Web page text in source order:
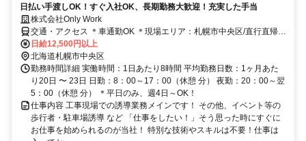
日払い手渡しOK！すぐ入社OK、長期勤務大歓迎！充実した手当
株式会社Only Work
交通・アクセス ＊車通勤OK ＊現場エリア：札幌市中央区/直行直帰
OK
日給12,500円以上
北海道札幌市中央区
勤務時間詳細 実働時間：1日あたり8時間 平均勤務日数：1ヶ月あた
り20日 〜 23日 日勤：8：00～17：00（休憩 分） 夜勤：20：00～翌
5：00（休憩 分） ＊平日のみ、週4日～OK！
仕事内容 工事現場での誘導業務メインです！ その他、イベント等の
歩行者・駐車場誘導 など 「仕事をしたい！」そう思った時にすぐに
お仕事を始められるのが当社！ 特別な技術やスキルは不要！仕事は